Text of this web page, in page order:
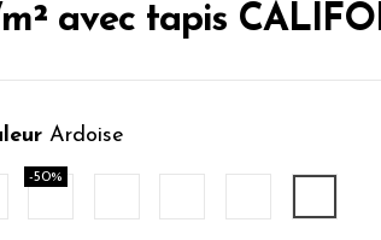
avec tapis
Ardoise
-50%